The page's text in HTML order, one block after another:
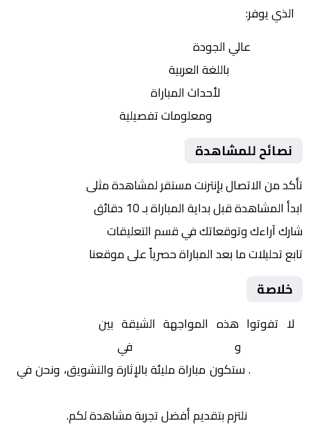
الذي يوفر:
عالي الجودة
باللغة العربية
لأحداث المباراة
ومعلومات تفصيلية
نصائح للمشاهدة
تأكد من الاتصال بإنترنت مستقر لمشاهدة مثلى
ابدأ المشاهدة قبل بداية المباراة بـ 10 دقائق
شارك آراءك وتوقعاتك في قسم التعليقات
تابع تحليلات ما بعد المباراة حصرياً على موقعنا
خلاصة
لا تفوتوا هذه المواجهة الشيقة بين
و في
. ستكون مباراة مليئة بالإثارة والتشويق، ونحن في
نلتزم بتقديم أفضل تجربة مشاهدة لكم.